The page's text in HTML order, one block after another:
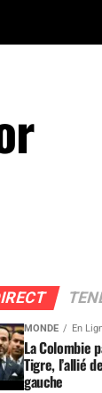
MONDE En
La Colombie
Tigre, l’allié
gauche